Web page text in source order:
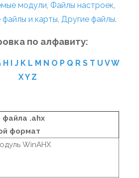
модули, Файлы настроек,
файлы и карты, Другие файлы.
по алфавиту:
H I J K L M N O P Q R S T U VW
XY Z
.ahx
формат
WinAHX